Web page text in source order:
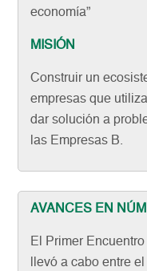
economía”
MISIÓN
Construir un
empresas que
dar solución a
las Empresas B.
AVANCES EN
El Primer
llevó a cabo entre